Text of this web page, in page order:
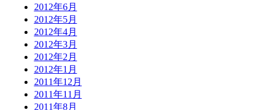
2012年6月
2012年5月
2012年4月
2012年3月
2012年2月
2012年1月
2011年12月
2011年11月
2011年8月